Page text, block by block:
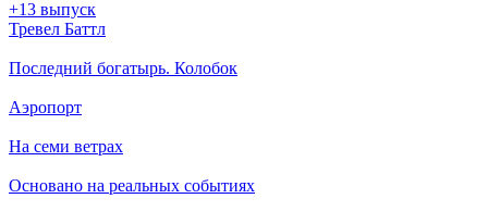
+13 выпуск
Тревел Баттл
Последний богатырь. Колобок
Аэропорт
На семи ветрах
Основано на реальных событиях